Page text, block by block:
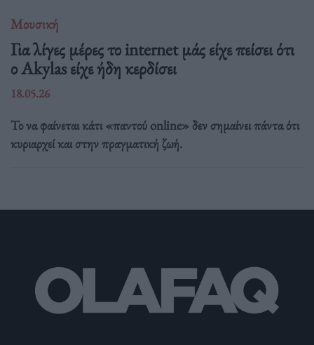
Μουσική
Για λίγες μέρες το internet μάς είχε πείσει ότι
ο Akylas είχε ήδη κερδίσει
18.05.26
Το να φαίνεται κάτι «παντού online» δεν σημαίνει πάντα ότι
κυριαρχεί και στην πραγματική ζωή.